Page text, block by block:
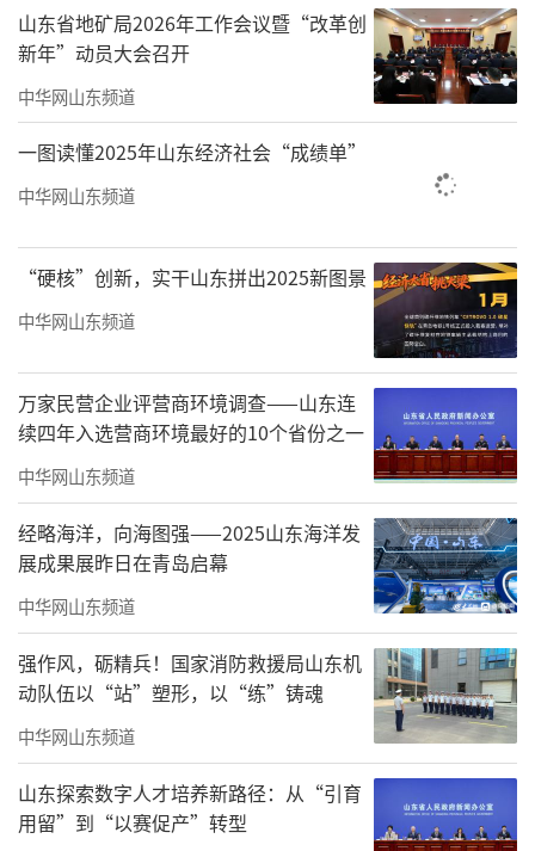
“新青年”是山东省互联网传媒集团历经1
0年时间打造的音乐节重磅IP，2014年在济南启
动，已陆续在济南、潍坊、日照、泰安、济宁
等地市举办。10年时间，“新青年”，秉承着
从青年中走来，到青年中去的理念，已成为齐
鲁大地上最具吸引力的本土音乐节，每举办一
场，都会吸引数万名乐迷跋山涉水而来，并形
成了涵盖音乐节、商演、市集、文创产品等多
个品牌活动的全新IP，正在向着产业化、规模
化发展。
山东省地矿局2026年工作会议暨“改革创
新年”动员大会召开
中华网山东频道
一图读懂2025年山东经济社会“成绩单”
中华网山东频道
“硬核”创新，实干山东拼出2025新图景
中华网山东频道
万家民营企业评营商环境调查——山东连
续四年入选营商环境最好的10个省份之一
中华网山东频道
经略海洋，向海图强——2025山东海洋发
展成果展昨日在青岛启幕
中华网山东频道
强作风，砺精兵！国家消防救援局山东机
动队伍以“站”塑形，以“练”铸魂
中华网山东频道
山东探索数字人才培养新路径：从“引育
用留”到“以赛促产”转型